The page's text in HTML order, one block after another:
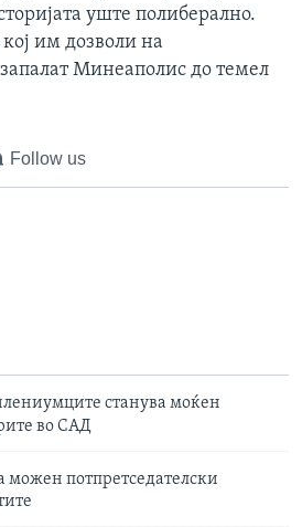
уште полиберално.
им дозволи на
Минеаполис до темел
Follow us
станува моќен
во САД
можен потпретседателски